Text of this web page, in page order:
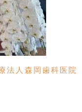
法人森岡歯科医院